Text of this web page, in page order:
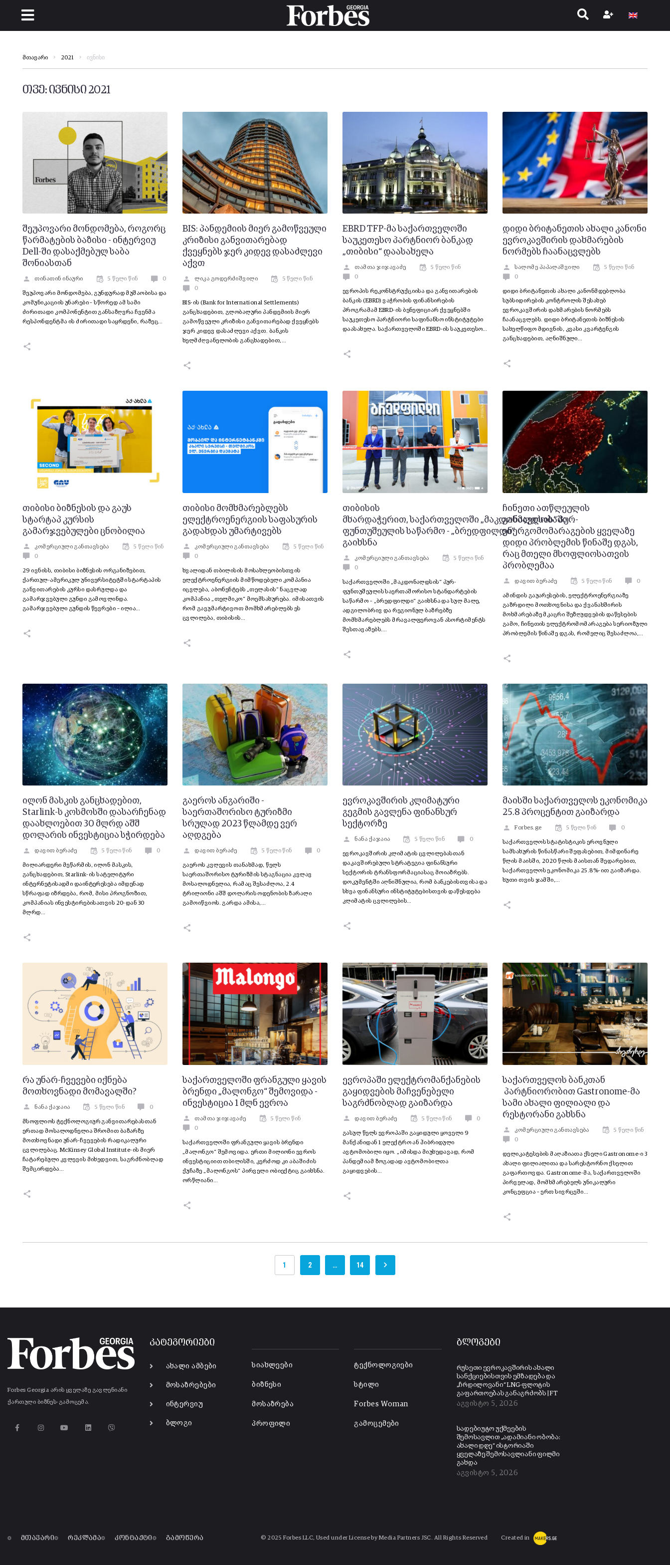
მთავარი 2021 ივნისი
თვე: ივნისი 2021
შეუპოვარი მონდომება, როგორც
წარმატების ბაზისი - ინტერვიუ
Dell-ში დასაქმებულ საბა
შონიასთან
თინათინ ინაური 5 წელი წინ 0
შეუპოვარი მონდომება, გუნდურად მუშაობისა და
კომუნიკაციის უნარები – სწორედ ამ სამი
ძირითადი კომპონენტით განსაზღვრა ჩვენმა
რესპონდენტმა ის ძირითადი საყრდენი, რაზეც…
BIS: პანდემიის მიერ გამოწვეული
კრიზისი განვითარებად
ქვეყნებს ჯერ კიდევ დასაძლევი
აქვთ
ლიკა გოდერძიშვილი
5 წელი წინ
0
BIS-ის (Bank for International Settlements)
განცხადებით, გლობალური პანდემიის მიერ
გამოწვეული კრიზისი განვითარებად ქვეყნებს
ჯერ კიდევ დასაძლევი აქვთ. ბანკის
ხელმძღვანელობის განცხადებით,…
EBRD TFP-მა საქართველოში
საუკეთესო პარტნიორ ბანკად
„თიბისი“ დაასახელა
თამთა ჯიჯავაძე
5 წელი წინ
0
ევროპის რეკონსტრუქციისა და განვითარების
ბანკის (EBRD) ვაჭრობის ფინანსირების
პროგრამამ EBRD-ის ბენეფიციარ ქვეყნებში
საუკეთესო პარტნიორი საფინანსო ინსტიტუტები
დაასახელა. საქართველოში EBRD-ის საუკეთესო…
დიდი ბრიტანეთის ახალი კანონი
ევროკავშირის დახმარების
ნორმებს ჩაანაცვლებს
სალომე პაპალაშვილი
5 წელი წინ
0
დიდი ბრიტანეთის ახალი კანონმდებლობა
სუბსიდირების კონტროლის შესახებ
ევროკავშირის დახმარების ნორმებს
ჩაანაცვლებს. დიდი ბრიტანეთის ბიზნესის
სახელწიფო მდივნის, კვასი კვარტენგის
განცხადებით, აღნიშნული…
თიბისი ბიზნესის და გაუს
სტარტაპ კურსის
გამარჯვებულები ცნობილია
კომერციული განთავსება
5 წელი წინ
0
29 ივნისს, თიბისი ბიზნესის ორგანიზებით,
ქართულ-ამერიკულ უნივერსიტეტში სტარტაპის
განვითარების კურსი დასრულდა და
გამარჯვებული გუნდი გამოვლინდა.
გამარჯვებული გუნდის წევრები – ილია…
თიბისი მომხმარებლებს
ელექტროენერგიის საფასურის
გადახდას უმარტივებს
კომერციული განთავსება
5 წელი წინ
0
ხვალიდან თბილისის მოსახლეობისთვის
ელექტროენერგიის მიმწოდებელი კომპანია
იცვლება, აბონენტებს „თელასის“ ნაცვლად
კომპანია „თელმიკო“ მოემსახურება. იმისათვის
რომ გავუმარტივოთ მომხმარებლებს ეს
ცვლილება, თიბისის…
თიბისის
მხარდაჭერით, საქართველოში „მაკდონალდსის“ პურ-
ფუნთუშეულის საწარმო - „ბრედფილდი“
გაიხსნა
კომერციული განთავსება
5 წელი წინ
0
საქართველოში „მაკდონალდსის“ პურ-
ფუნთუშეულის საერთაშორისო სტანდარტების
საწარმო – „ბრედფილდი“ გაიხსნა და სულ მალე,
ადგილობრივ და რეგიონულ ბაზრებზე
მომხმარებლებს მრავალფეროვან ასორტიმენტს
შესთავაზებს.…
ჩინეთი ათწლეულის
განმავლობაში
ენერგომომარაგების ყველაზე
დიდი პრობლემის წინაშე დგას,
რაც მთელი მსოფლიოსათვის
პრობლემაა
დავით ბერაძე 5 წელი წინ 0
ამინდის გაუარესების, ელექტროენერგიაზე
გაზრდილი მოთხოვნისა და ქვანახშირის
მოხმარებაზე მკაცრი შეზღუდვების დაწესების
გამო, ჩინეთის ელექტრომომარაგება სერიოზული
პრობლემის წინაშე დგას, რომელიც შესაძლოა,…
ილონ მასკის განცხადებით,
Starlink-ს კოსმოსში დასარჩენად
დაახლოებით 30 მლრდ აშშ
დოლარის ინვესტიცია სჭირდება
დავით ბერაძე 5 წელი წინ 0
მილიარდერი მეწარმის, ილონ მასკის,
განცხადებით, Starlink-ის სატელიტური
ინტერნეტისადმი დაინტერესება იმდენად
სწრაფად იზრდება, რომ, მისი პროგნოზით,
კომპანიას ინვესტირებისათვის 20-დან 30
მლრდ…
გაეროს ანგარიში -
საერთაშორისო ტურიზმი
სრულად 2023 წლამდე ვერ
აღდგება
დავით ბერაძე 5 წელი წინ 0
გაეროს კვლევის თანახმად, წელს
საერთაშორისო ტურიზმის სტაგნაცია კვლავ
მოსალოდნელია, რამაც შესაძლოა, 2.4
ტრილიონი აშშ დოლარის ოდენობის ზარალი
გამოიწვიოს. გარდა ამისა,…
ევროკავშირის კლიმატური
გეგმის გავლენა ფინანსურ
სექტორზე
ნანა ქაჯაია 5 წელი წინ 0
ევროკავშირის კლიმატის ცვლილებასთან
დაკავშირებული სტრატეგია ფინანსური
სექტორის ტრანსფორმაციასაც მოიაზრებს.
დოკუმენტში აღნიშნულია, რომ ბანკებისთვისა და
სხვა ფინანსური ინსტიტუტებისთვის დაწესდება
კლიმატის ცვლილების…
მაისში საქართველოს ეკონომიკა
25.8 პროცენტით გაიზარდა
Forbes.ge 5 წელი წინ 0
საქართველოს სტატისტიკის ეროვნული
სამსახურის წინასწარი შეფასებით, მიმდინარე
წლის მაისში, 2020 წლის მაისთან შედარებით,
საქართველოს ეკონომიკა 25.8%-ით გაიზარდა.
ხუთი თვის ჯამში,…
რა უნარ-ჩვევები იქნება
მოთხოვნადი მომავალში?
ნანა ქაჯაია 5 წელი წინ 0
მსოფლიოს ტექნოლოგიურ განვითარებასთან
ერთად მოსალოდნელია შრომით ბაზარზე
მოთხოვნადი უნარ-ჩვევების რადიკალური
ცვლილებაც. McKinsey Global Institute-ის მიერ
ჩატარებული კვლევის მიხედვით, საგრძნობლად
შემცირდება…
საქართველოში ფრანგული ყავის
ბრენდი „მალონგო“ შემოვიდა -
ინვესტიცია 1 მლნ ევროა
თამთა ჯიჯავაძე
5 წელი წინ
0
საქართველოში ფრანგული ყავის ბრენდი
„მალონგო“ შემოვიდა. ერთი მილიონი ევროს
ინვესტიციით თბილისში, კერძოდ კი აბაშიძის
ქუჩაზე „მალონგოს“ პირველი ობიექტიც გაიხსნა.
ორწლიანი…
ევროპაში ელექტრომანქანების
გაყიდვების მაჩვენებელი
საგრძნობლად გაიზარდა
დავით ბერაძე 5 წელი წინ 0
გასულ წელს ევროპაში გაყიდული ყოველი 9
მანქანიდან 1 ელექტრო ან ჰიბრიდული
ავტომობილი იყო. „იმისდა მიუხედავად, რომ
პანდემიამ ზოგადად ავტომობილთა
გაყიდვების…
საქართველოს ბანკთან
პარტნიორობით Gastronome-მა
სამი ახალი ფილიალი და
რესტორანი გახსნა
კომერციული განთავსება
5 წელი წინ
0
დელიკატესების მაღაზიათა ქსელი Gastronome-ი 3
ახალი ფილიალითა და სარესტორნო ქსელით
გაფართოვდა. Gastronome-მა, საქართველოში
პირველად, მომხმარებელს უნიკალური
კონცეფცია – ერთ სივრცეში…
1 2 … 14
Forbes Georgia არის ყველაზე გავლენიანი
ქართული ბიზნეს-გამოცემა.
კატეგორიები
ახალი ამბები
მოსაზრებები
ინტერვიუ
ბლოგი
სიახლეები
ბიზნესი
მოსაზრება
პროფილი
ტექნოლოგიები
სტილი
Forbes Woman
გამოცემები
ბლოგები
რუსეთი ევროკავშირის ახალი
სანქციებისთვის ემზადება და
„ჩრდილოვანი“ LNG-ფლოტის
გაფართოებას განაგრძობს | FT
აგვისტო 5, 2026
სადებიუტო უქმეების
შემოსავლით „ადამიანი ობობა:
ახალი დღე“ ისტორიაში
ყველაზე შემოსავლიანი ფილმი
გახდა
აგვისტო 5, 2026
მთავარი რეკლამა კონტაქტი გამოწერა © 2025 Forbes LLC, Used under License by Media Partners JSC. All Rights Reserved Created in